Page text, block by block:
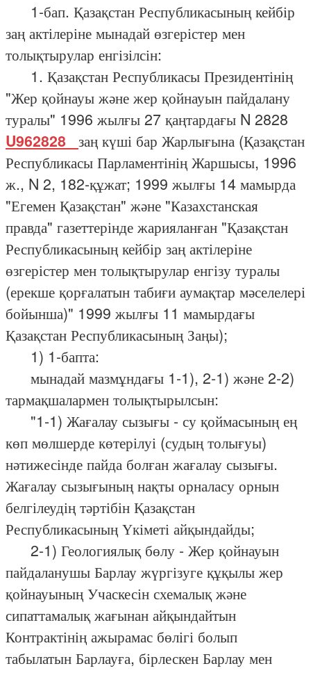
1-бап. Қазақстан Республикасының кейбір
заң актілеріне мынадай өзгерістер мен
толықтырулар енгізілсін:
1. Қазақстан Республикасы Президентінің
"Жер қойнауы және жер қойнауын пайдалану
туралы" 1996 жылғы 27 қаңтардағы N 2828
U962828_ заң күші бар Жарлығына (Қазақстан
Республикасы Парламентінің Жаршысы, 1996
ж., N 2, 182-құжат; 1999 жылғы 14 мамырда
"Егемен Қазақстан" және "Казахстанская
правда" газеттерінде жарияланған "Қазақстан
Республикасының кейбір заң актілеріне
өзгерістер мен толықтырулар енгізу туралы
(ерекше қорғалатын табиғи аумақтар мәселелері
бойынша)" 1999 жылғы 11 мамырдағы
Қазақстан Республикасының Заңы);
1) 1-бапта:
мынадай мазмұндағы 1-1), 2-1) және 2-2)
тармақшалармен толықтырылсын:
"1-1) Жағалау сызығы - су қоймасының ең
көп мөлшерде көтерілуі (судың толығуы)
нәтижесінде пайда болған жағалау сызығы.
Жағалау сызығының нақты орналасу орнын
белгілеудің тәртібін Қазақстан
Республикасының Үкіметі айқындайды;
2-1) Геологиялық бөлу - Жер қойнауын
пайдаланушы Барлау жүргізуге құқылы жер
қойнауының Учаскесін схемалық және
сипаттамалық жағынан айқындайтын
Контрактінің ажырамас бөлігі болып
табылатын Барлауға, бірлескен Барлау мен